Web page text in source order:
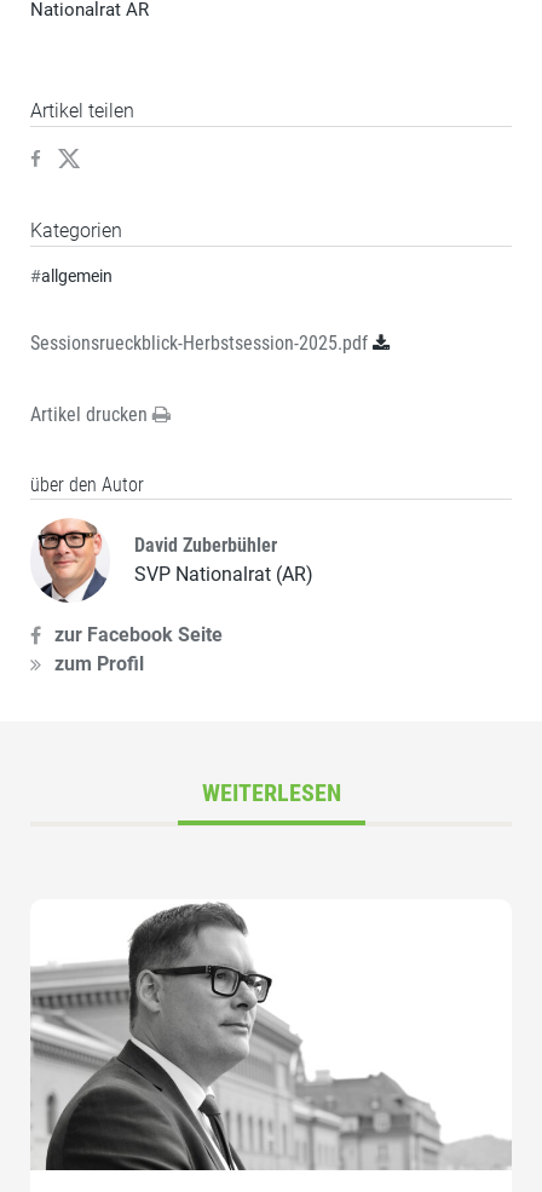
Nationalrat AR
Artikel teilen
Kategorien
#allgemein
Sessionsrueckblick-Herbstsession-2025.pdf
Artikel drucken
über den Autor
David Zuberbühler
SVP Nationalrat (AR)
zur Facebook Seite
zum Profil
WEITERLESEN